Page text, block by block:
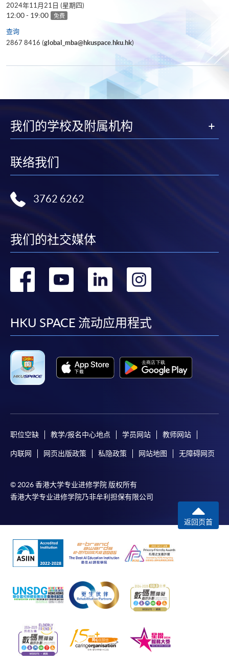
2024年11月21日 (星期四)
12:00 - 19:00 免费
查询
2867 8416 (global_mba@hkuspace.hku.hk)
我们的学校及附属机构
联络我们
3762 6262
我们的社交媒体
转
facebook
转
youtube
转
linkedin
转
HKU SPACE 流动应用程式
职位空缺 教学/报名中心地点 学员网站 教师网站
内联网 网页出版政策 私隐政策 网站地图 无障碍网页
© 2026 香港大学专业进修学院 版权所有
香港大学专业进修学院乃非牟利担保有限公司
返回页首